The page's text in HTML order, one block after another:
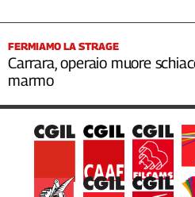
FERMIAMO LA STRAGE
Carrara, operaio muore
marmo